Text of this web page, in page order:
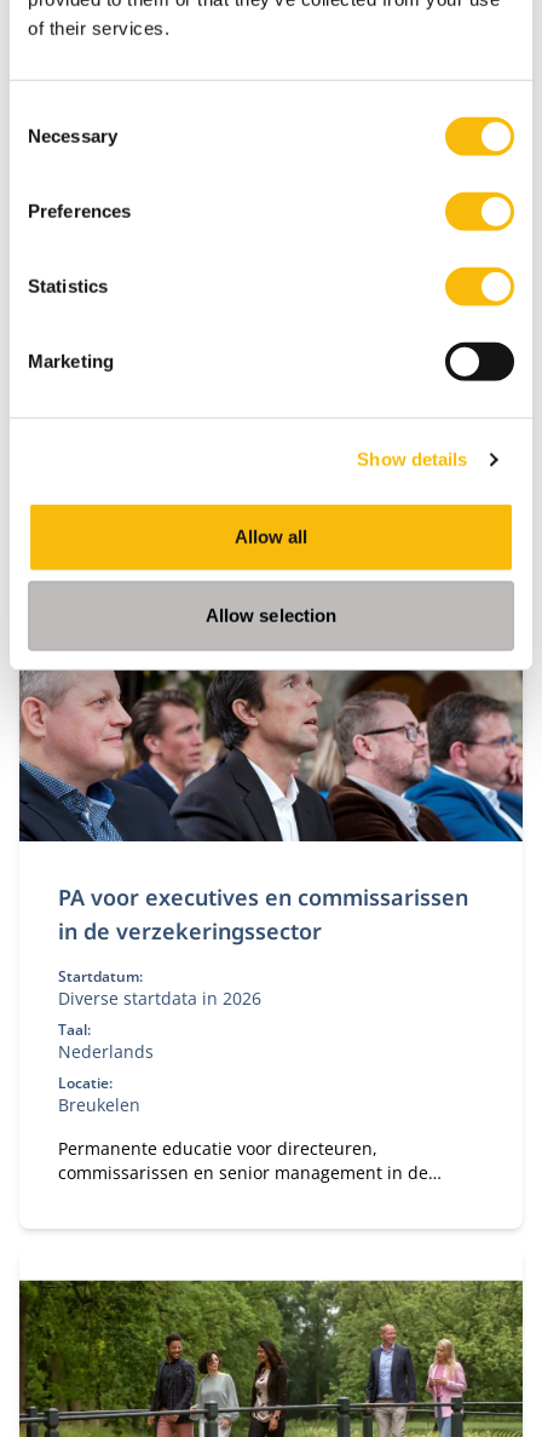
of their services.
Selection
Necessary
Preferences
Statistics
Marketing
Show details
Allow all
Allow selection
Verzekeraars.
programma Deskundigheidsbevordering voor
Verzekeraars
Gerelateerde opleidingen
PA voor executives en commissarissen
in de verzekeringssector
Startdatum:
Diverse startdata in 2026
Taal:
Nederlands
Locatie:
Breukelen
Permanente educatie voor directeuren,
commissarissen en senior management in de